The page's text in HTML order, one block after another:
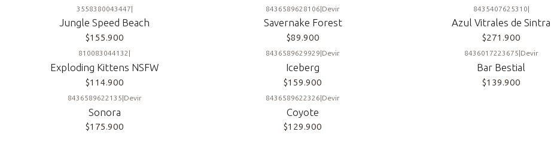
3558380043447|
Jungle Speed Beach
$155.900
8436589628106|Devir
Savernake Forest
$89.900
8435407625310|
Azul Vitrales de Sintra
$271.900
810083044132
Exploding Kittens NSFW
$114.900
8436589629929 Devir
Iceberg
$159.900
8436017223675 Devir
Bar Bestial
$139.900
8436589622135|Devir
Sonora
$175.900
8436589622326|Devir
Coyote
$129.900